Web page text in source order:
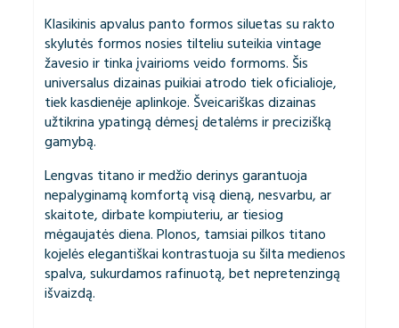
Klasikinis apvalus panto formos siluetas su rakto
skylutės formos nosies tilteliu suteikia vintage
žavesio ir tinka įvairioms veido formoms. Šis
universalus dizainas puikiai atrodo tiek oficialioje,
tiek kasdienėje aplinkoje. Šveicariškas dizainas
užtikrina ypatingą dėmesį detalėms ir precizišką
gamybą.
Lengvas titano ir medžio derinys garantuoja
nepalyginamą komfortą visą dieną, nesvarbu, ar
skaitote, dirbate kompiuteriu, ar tiesiog
mėgaujatės diena. Plonos, tamsiai pilkos titano
kojelės elegantiškai kontrastuoja su šilta medienos
spalva, sukurdamos rafinuotą, bet nepretenzingą
išvaizdą.